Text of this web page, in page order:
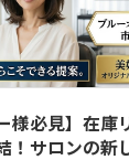
様必見】在庫
！サロンの新